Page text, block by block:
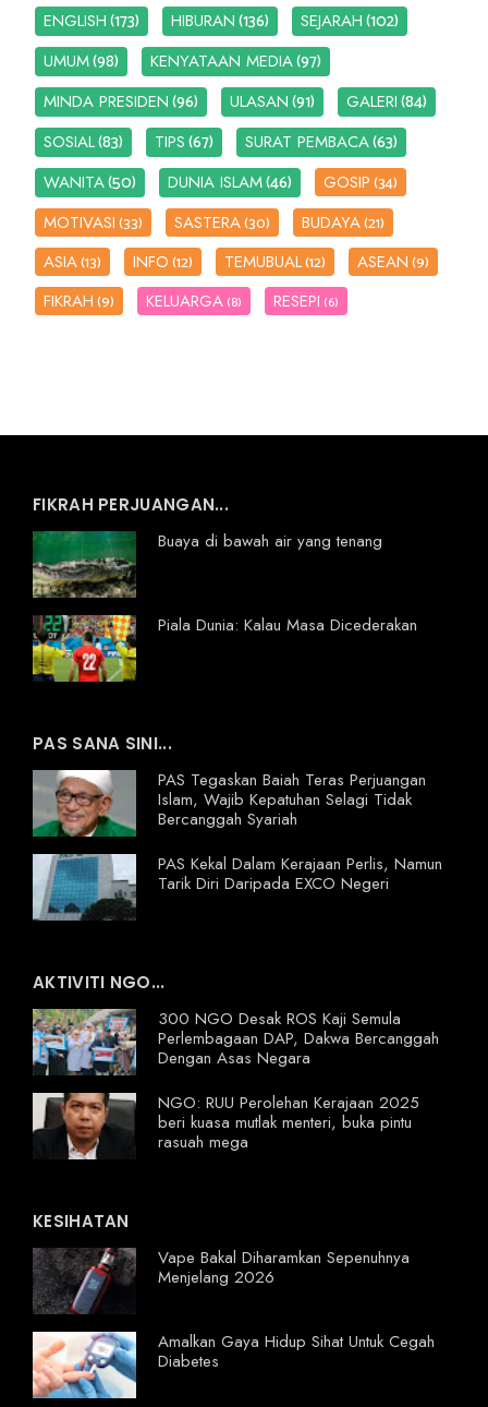
ENGLISH(173) HIBURAN(136) SEJARAH(102)
UMUM(98) KENYATAAN MEDIA(97)
MINDA PRESIDEN(96) ULASAN(91) GALERI(84)
SOSIAL(83) TIPS(67) SURAT PEMBACA(63)
WANITA(50) DUNIA ISLAM(46) GOSIP(34)
MOTIVASI(33) SASTERA(30) BUDAYA(21)
ASIA(13) INFO(12) TEMUBUAL(12) ASEAN(9)
FIKRAH(9) KELUARGA (8) RESEPI (6)
FIKRAH PERJUANGAN...
Buaya di bawah air yang tenang
Piala Dunia: Kalau Masa Dicederakan
PAS SANA SINI...
PAS Tegaskan Baiah Teras Perjuangan
Islam, Wajib Kepatuhan Selagi Tidak
Bercanggah Syariah
PAS Kekal Dalam Kerajaan Perlis, Namun
Tarik Diri Daripada EXCO Negeri
AKTIVITI NGO...
300 NGO Desak ROS Kaji Semula
Perlembagaan DAP, Dakwa Bercanggah
Dengan Asas Negara
NGO: RUU Perolehan Kerajaan 2025
beri kuasa mutlak menteri, buka pintu
rasuah mega
KESIHATAN
Vape Bakal Diharamkan Sepenuhnya
Menjelang 2026
Amalkan Gaya Hidup Sihat Untuk Cegah
Diabetes